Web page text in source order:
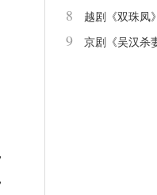
8 越剧《双珠凤
9
京剧《吴汉杀